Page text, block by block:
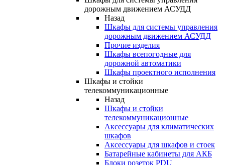
дорожным движением АСУДД
Назад
Шкафы для системы управления
дорожным движением АСУДД
Прочие изделия
Шкафы всепогодные для
дорожной автоматики
Шкафы проектного исполнения
Шкафы и стойки
телекоммуникационные
Назад
Шкафы и стойки
телекоммуникационные
Аксессуары для климатических
шкафов
Аксессуары для шкафов и стоек
Батарейные кабинеты для АКБ
Блоки розеток PDU